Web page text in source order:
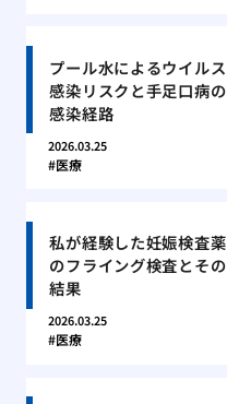
プール水によるウイルス
感染リスクと手足口病の
感染経路
2026.03.25
医療
私が経験した妊娠検査薬
のフライング検査とその
結果
2026.03.25
医療